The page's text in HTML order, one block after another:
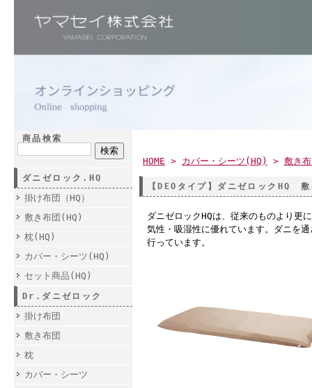
商品検索
ダニゼロック.HQ
掛け布団（HQ）
敷き布団(HQ)
枕(HQ)
カバー・シーツ(HQ)
セット商品(HQ)
Dr.ダニゼロック
掛け布団
敷き布団
枕
カバー・シーツ
HOME > カバー・シーツ(HQ) > 敷き
【DEOタイプ】ダニゼロックHQ
ダニゼロックHQは、従来のものより更
気性・吸湿性に優れています。ダニを
行っています。